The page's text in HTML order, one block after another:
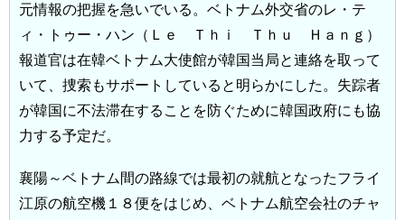
元情報の把握を急いでいる。ベトナム外交省のレ・テ
ィ・トゥー・ハン（Ｌｅ Ｔｈｉ Ｔｈｕ Ｈａｎｇ）
報道官は在韓ベトナム大使館が韓国当局と連絡を取って
いて、捜索もサポートしていると明らかにした。失踪者
が韓国に不法滞在することを防ぐために韓国政府にも協
力する予定だ。
襄陽～ベトナム間の路線では最初の就航となったフライ
江原の航空機１８便をはじめ、ベトナム航空会社のチャ